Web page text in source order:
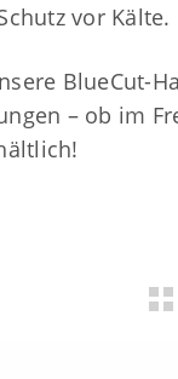
vor Kälte.
BlueCut-
– ob im
0